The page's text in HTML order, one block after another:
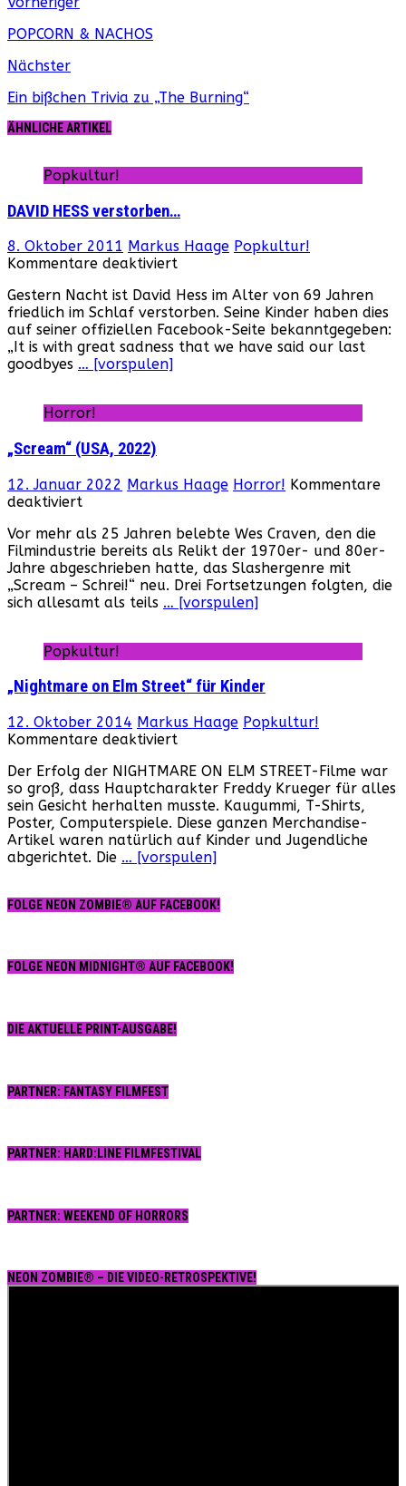
POPCORN & NACHOS
Nächster
Ein bißchen Trivia zu „The Burning“
ÄHNLICHE ARTIKEL
Popkultur!
DAVID HESS verstorben…
8. Oktober 2011 Markus Haage Popkultur!
Kommentare deaktiviertfür
HESS
verstorben…
Gestern Nacht ist David Hess im Alter von 69 Jahren
friedlich im Schlaf verstorben. Seine Kinder haben dies
auf seiner offiziellen Facebook-Seite bekanntgegeben:
„It is with great sadness that we have said our last
goodbyes … [vorspulen]
Horror!
„Scream“ (USA, 2022)
12. Januar 2022 Markus Haage Horror! Kommentare
deaktiviert
(USA,
2022)
Vor mehr als 25 Jahren belebte Wes Craven, den die
Filmindustrie bereits als Relikt der 1970er- und 80er-
Jahre abgeschrieben hatte, das Slashergenre mit
„Scream – Schrei!“ neu. Drei Fortsetzungen folgten, die
sich allesamt als teils … [vorspulen]
Popkultur!
„Nightmare on Elm Street“ für Kinder
12. Oktober 2014 Markus Haage Popkultur!
Kommentare deaktiviertfür
on
Elm
Street“
für
Kinder
Der Erfolg der NIGHTMARE ON ELM STREET-Filme war
so groß, dass Hauptcharakter Freddy Krueger für alles
sein Gesicht herhalten musste. Kaugummi, T-Shirts,
Poster, Computerspiele. Diese ganzen Merchandise-
Artikel waren natürlich auf Kinder und Jugendliche
abgerichtet. Die … [vorspulen]
FOLGE NEON ZOMBIE® AUF FACEBOOK!
FOLGE NEON MIDNIGHT® AUF FACEBOOK!
DIE AKTUELLE PRINT-AUSGABE!
PARTNER: FANTASY FILMFEST
PARTNER: HARD:LINE FILMFESTIVAL
PARTNER: WEEKEND OF HORRORS
NEON ZOMBIE® – DIE VIDEO-RETROSPEKTIVE!